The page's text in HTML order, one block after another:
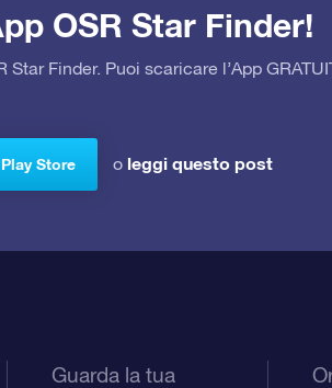
OSR Star Finder!
Finder. Puoi scaricare l’App
Store o leggi questo post
Guarda la tua